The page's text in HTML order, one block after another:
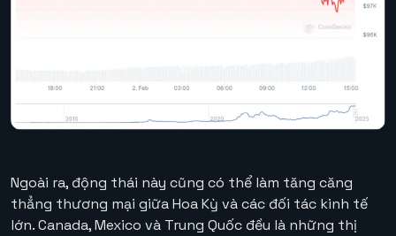
Ngoài ra, động thái này cũng có thể làm tăng căng
thẳng thương mại giữa Hoa Kỳ và các đối tác kinh tế
lớn. Canada, Mexico và Trung Quốc đều là những thị